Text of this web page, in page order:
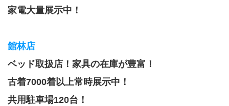
家電大量展示中！
館林店
ベッド取扱店！家具の在庫が豊富！
古着7000着以上常時展示中！
共用駐車場120台！